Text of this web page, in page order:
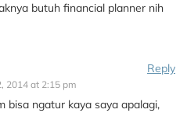
butuh financial planner nih
2014 at 2:15 pm
Reply
bisa ngatur kaya saya apalagi,